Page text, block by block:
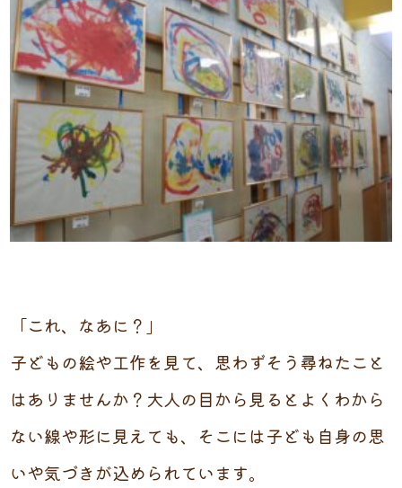
「これ、なあに？」
子どもの絵や工作を見て、思わずそう尋ねたこと
はありませんか？大人の目から見るとよくわから
ない線や形に見えても、そこには子ども自身の思
いや気づきが込められています。